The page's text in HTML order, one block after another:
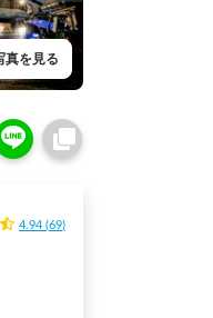
真を見る
4.94 (69)